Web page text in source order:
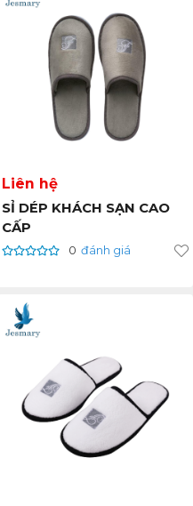
Liên hệ
SỈ DÉP KHÁCH SẠN CAO
CẤP
0 đánh giá